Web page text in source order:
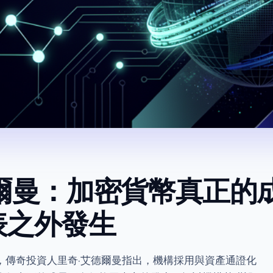
曼：加密貨幣真正的
外發生
奇投資人里奇·艾德爾曼指出，機構採用與資產通證化